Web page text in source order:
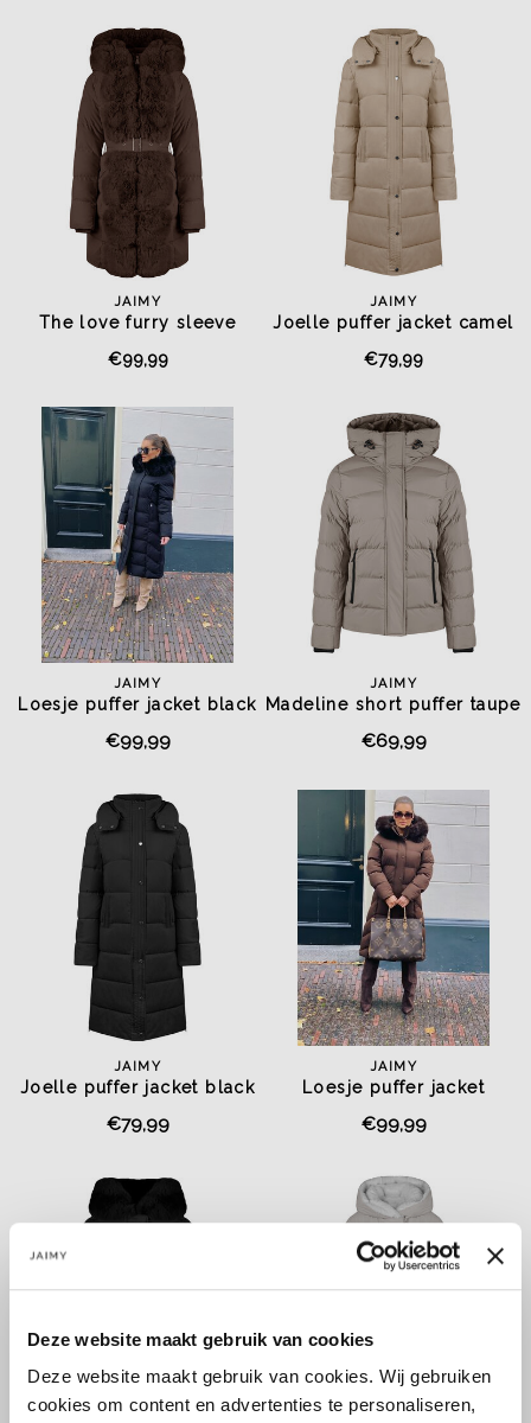
Deze website maakt gebruik van cookies
Deze website maakt gebruik van cookies. Wij gebruiken
cookies om content en advertenties te personaliseren,
JAIMY
The love furry sleeve
€99,99
JAIMY
Joelle puffer jacket camel
€79,99
JAIMY
Loesje puffer jacket black
€99,99
JAIMY
Madeline short puffer taupe
€69,99
JAIMY
Joelle puffer jacket black
€79,99
JAIMY
Loesje puffer jacket
€99,99